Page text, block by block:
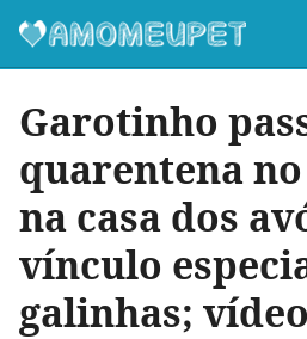
Garotinho
quarentena
na casa dos
vínculo
galinhas; vídeo